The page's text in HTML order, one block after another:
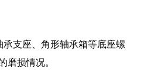
支座、角形轴承箱等底座螺
磨损情况。